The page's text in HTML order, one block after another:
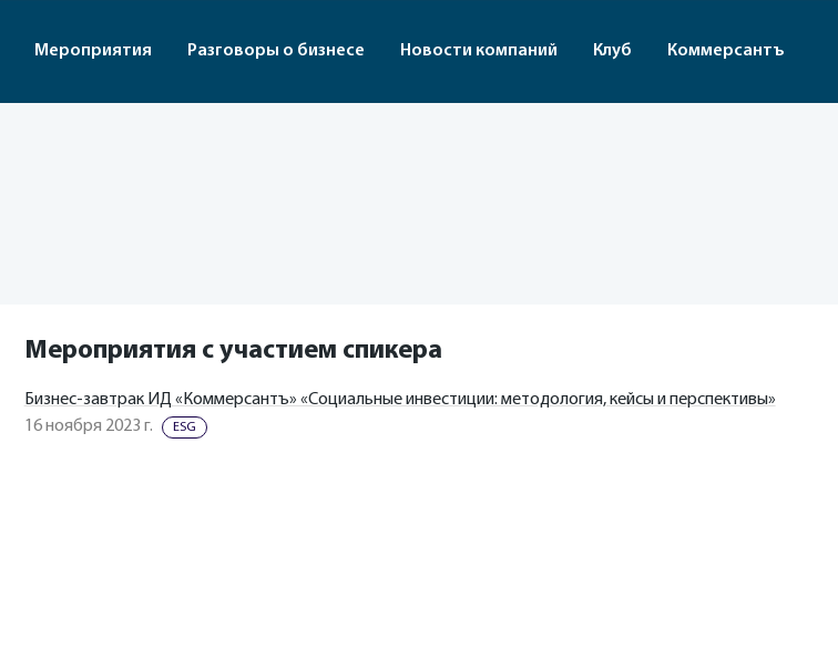
Мероприятия Разговоры о бизнесе Новости компаний Клуб Коммерсантъ
Мероприятия с участием спикера
Бизнес-завтрак ИД «Коммерсантъ» «Социальные инвестиции: методология, кейсы и перспективы»
16 ноября 2023 г.
ESG